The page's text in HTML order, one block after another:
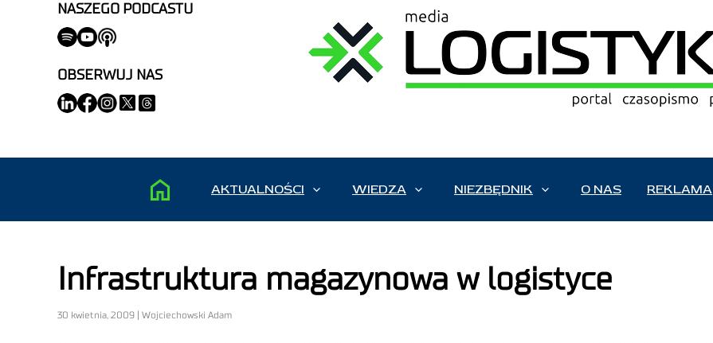
NASZEGO PODCASTU
OBSERWUJ NAS
AKTUALNOŚCI WIEDZA NIEZBĘDNIK O NAS REKLAMA
Infrastruktura magazynowa w logistyce
30 kwietnia, 2009 | Wojciechowski Adam